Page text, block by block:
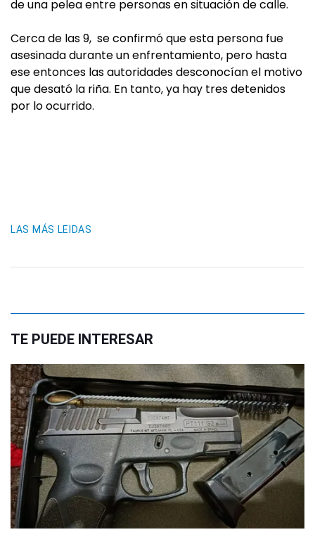
de una pelea entre personas en situación de calle.
Cerca de las 9, se confirmó que esta persona fue
asesinada durante un enfrentamiento, pero hasta
ese entonces las autoridades desconocían el motivo
que desató la riña. En tanto, ya hay tres detenidos
por lo ocurrido.
LAS MÁS LEIDAS
TE PUEDE INTERESAR